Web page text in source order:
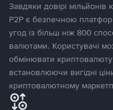
Завдяки довірі мільйонів
P2P є безпечною
угод із більш ніж 800
валютами. Користувачі
обмінювати
встановлюючи вигідні
криптовалютному